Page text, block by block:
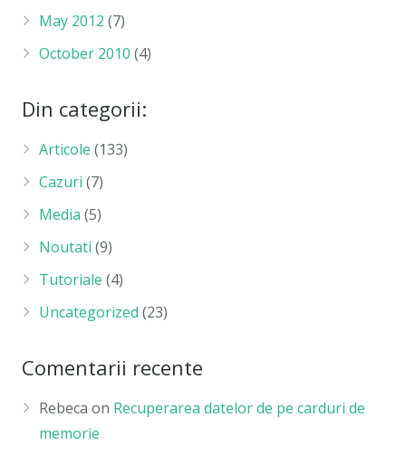
May 2012 (7)
October 2010 (4)
Din categorii:
Articole (133)
Cazuri (7)
Media (5)
Noutati (9)
Tutoriale (4)
Uncategorized (23)
Comentarii recente
Rebeca on Recuperarea datelor de pe carduri de
memorie